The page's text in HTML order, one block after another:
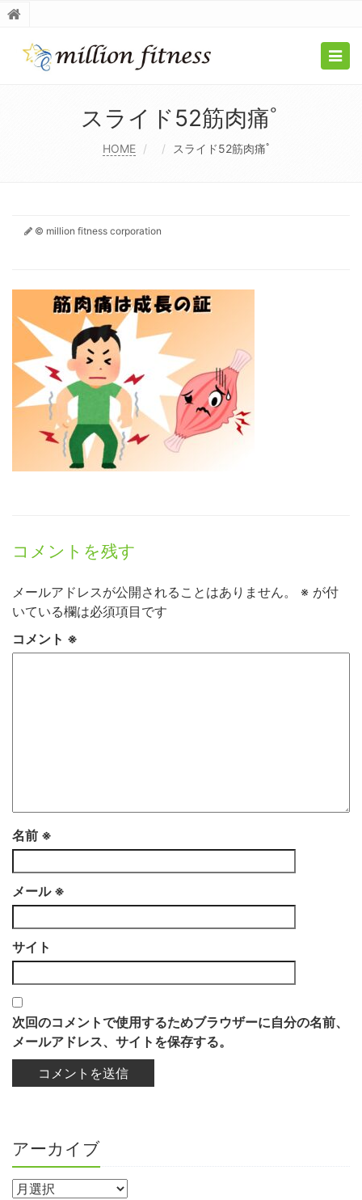
スライド52筋肉痛ﾟ
HOME スライド52筋肉痛ﾟ
© million fitness corporation
コメントを残す
メールアドレスが公開されることはありません。 ※ が付
いている欄は必須項目です
コメント ※
名前 ※
メール ※
サイト
次回のコメントで使用するためブラウザーに自分の名前、
メールアドレス、サイトを保存する。
アーカイブ